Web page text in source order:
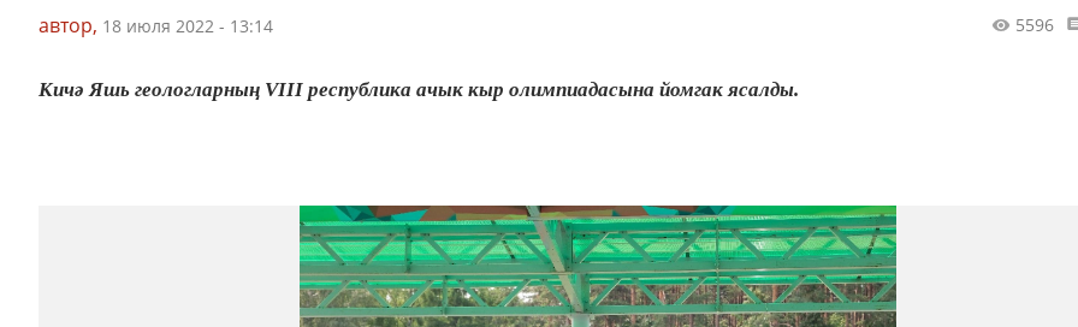
автор, 18 июля 2022 - 13:14 5596
Кичә Яшь геологларның VIII республика ачык кыр олимпиадасына йомгак ясалды.